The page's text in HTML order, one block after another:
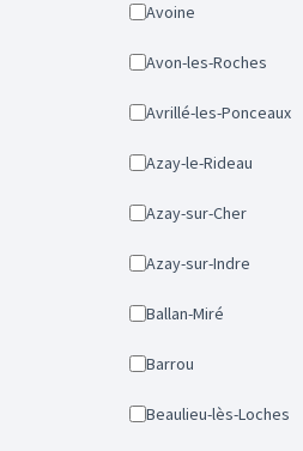
Avoine
Avon-les-Roches
Avrillé-les-Ponceaux
Azay-le-Rideau
Azay-sur-Cher
Azay-sur-Indre
Ballan-Miré
Barrou
Beaulieu-lès-Loches